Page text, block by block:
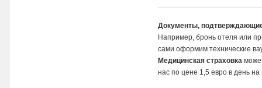
Документы,
Например, бронь отеля или
сами оформим технические
Медицинская страховка
нас по цене 1,5 евро в день